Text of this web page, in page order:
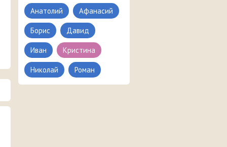
Анатолий Афанасий
Борис Давид
Иван Кристина
Николай Роман